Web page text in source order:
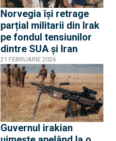
Norvegia își retrage
parțial militarii din Irak
pe fondul tensiunilor
dintre SUA și Iran
21 FEBRUARIE 2026
Guvernul irakian